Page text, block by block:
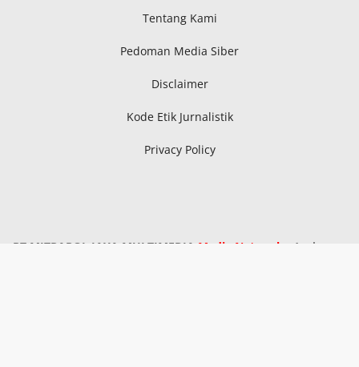
Tentang Kami
Pedoman Media Siber
Disclaimer
Kode Etik Jurnalistik
Privacy Policy
PT MITRAPOL JAYA MULTIMEDIA Media Network
: Aceh,